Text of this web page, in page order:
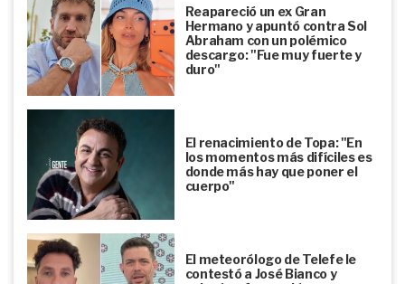
Reapareció un ex Gran
Hermano y apuntó contra Sol
Abraham con un polémico
descargo: "Fue muy fuerte y
duro"
El renacimiento de Topa: "En
los momentos más difíciles es
donde más hay que poner el
cuerpo"
El meteorólogo de Telefe le
contestó a José Bianco y